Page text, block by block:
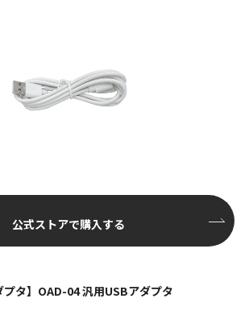
公式ストアで購入する
プタ】OAD-04 汎用USBアダプタ